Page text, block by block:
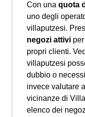
Con una quota
uno degli
villaputzesi.
negozi attivi
propri clienti.
villaputzesi
dubbio o
invece valutare
vicinanze di
elenco dei